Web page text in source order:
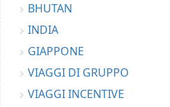
BHUTAN
INDIA
GIAPPONE
VIAGGI DI GRUPPO
VIAGGI INCENTIVE